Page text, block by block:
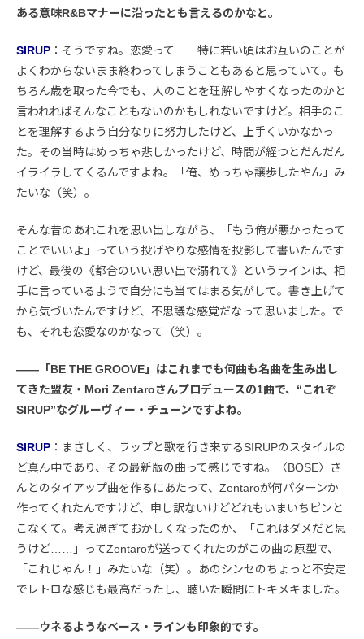
ある意味R&Bマナーに沿ったとも言えるのかなと。
SIRUP ：そうですね。恋愛って……特に若い頃はお互いのことが
よくわからないまま終わってしまうこともあると思っていて。も
ちろん歳を取った今でも、人のことを理解しやすくなったのかと
言われればそんなこともないのかもしれないですけど。相手のこ
とを理解するよう自分なりに努力したけど、上手くいかなかっ
た。その当時はめっちゃ悲しかったけど、時間が経つとだんだん
イライラしてくるんですよね。「俺、めっちゃ譲歩したやん」み
たいな（笑）。
そんな昔のあれこれを思い出しながら、「もう俺が悪かったって
ことでいいよ」っていう投げやりな感情を投影して書いたんです
けど、最後の《都合のいい思い出で溺れて》というラインは、相
手に言っているようで自分にも当てはまる気がして。書き上げて
から気づいたんですけど、不思議な感覚だなって思いました。で
も、それも恋愛なのかなって（笑）。
――「BE THE GROOVE」はこれまでも何曲も名曲を生み出し
てきた盟友・Mori Zentaroさんプロデュースの1曲で、“これぞ
SIRUP”なグルーヴィー・チューンですよね。
SIRUP ：まさしく、ラップと歌を行き来するSIRUPのスタイルの
ど真ん中であり、その最新版の曲って感じですね。〈BOSE〉さ
んとのタイアップ曲を作るにあたって、Zentaroが何パターンか
作ってくれたんですけど、申し訳ないけどどれもいまいちピンと
こなくて。考え過ぎておかしくなったのか、「これはダメだと思
うけど……」ってZentaroが送ってくれたのがこの曲の原型で、
「これじゃん！」みたいな（笑）。あのシンセのちょっと不安定
でレトロな感じも最高だったし、聴いた瞬間にトキメキました。
――ウネるようなベース・ラインも印象的です。